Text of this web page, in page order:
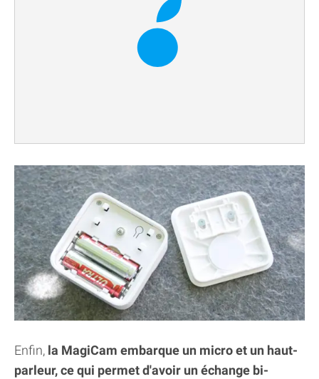
Enfin, la MagiCam embarque un micro et un haut-
parleur, ce qui permet d'avoir un échange bi-